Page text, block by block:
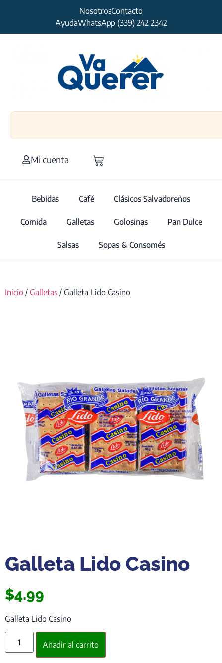
NosotrosContacto
AyudaWhatsApp (339) 242 2342
Mi cuenta
Bebidas Café Clásicos Salvadoreños
Comida Galletas Golosinas Pan Dulce
Salsas Sopas & Consomés
Inicio / Galletas / Galleta Lido Casino
Galleta Lido Casino
$4.99
Galleta Lido Casino
Añadir al carrito